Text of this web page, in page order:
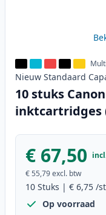
Nieuw Standaard
10 stuks
inktcartridges
€ 67,50
€ 55,79excl. btw
10 Stuks | € 6,75 /
Op voorraad